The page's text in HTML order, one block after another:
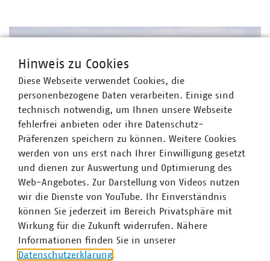
Kraftwerksstrategie und Kapazitätsmarkt
Bunderegierung und EU-Kommission
verständigen sich zur Kraftwerksstrategie
Nach mehrjährigen Verhandlungen scheint der
Durchbruch geschafft: Bundesregierung und EU-
Hinweis zu Cookies
Diese Webseite verwendet Cookies, die
personenbezogene Daten verarbeiten. Einige sind
technisch notwendig, um Ihnen unsere Webseite
fehlerfrei anbieten oder ihre Datenschutz-
Präferenzen speichern zu können. Weitere Cookies
werden von uns erst nach Ihrer Einwilligung gesetzt
und dienen zur Auswertung und Optimierung des
Web-Angebotes. Zur Darstellung von Videos nutzen
wir die Dienste von YouTube. Ihr Einverständnis
können Sie jederzeit im Bereich Privatsphäre mit
Wirkung für die Zukunft widerrufen. Nähere
Informationen finden Sie in unserer
Datenschutzerklärung